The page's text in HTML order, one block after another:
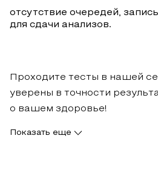
отсутствие очередей,
для сдачи анализов.
Проходите тесты в нашей
уверены в точности
о вашем здоровье!
Показать еще